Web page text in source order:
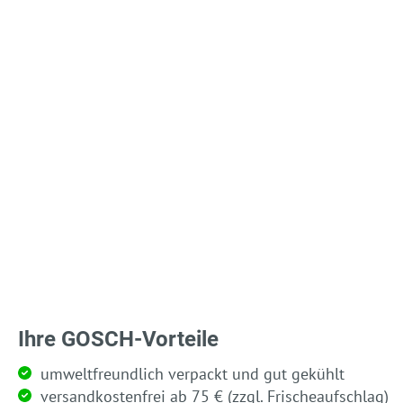
Ihre GOSCH-Vorteile
umweltfreundlich verpackt und gut gekühlt
versandkostenfrei ab 75 € (zzgl. Frischeaufschlag)